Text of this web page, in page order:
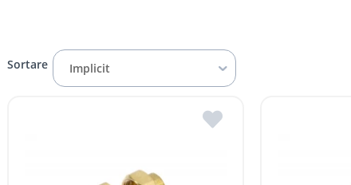
Sortare Implicit